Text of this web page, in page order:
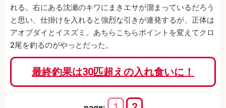
れる。右にある沈瀬のキワにまきエサが溜まっているだろう
と思い、仕掛けを入れると強烈な引きが連発するが、正体は
アオブダイとイスズミ。あちらこちらポイントを変えてクロ
2尾を釣るのがやっとだった。
最終釣果は30匹超えの入れ食いに！